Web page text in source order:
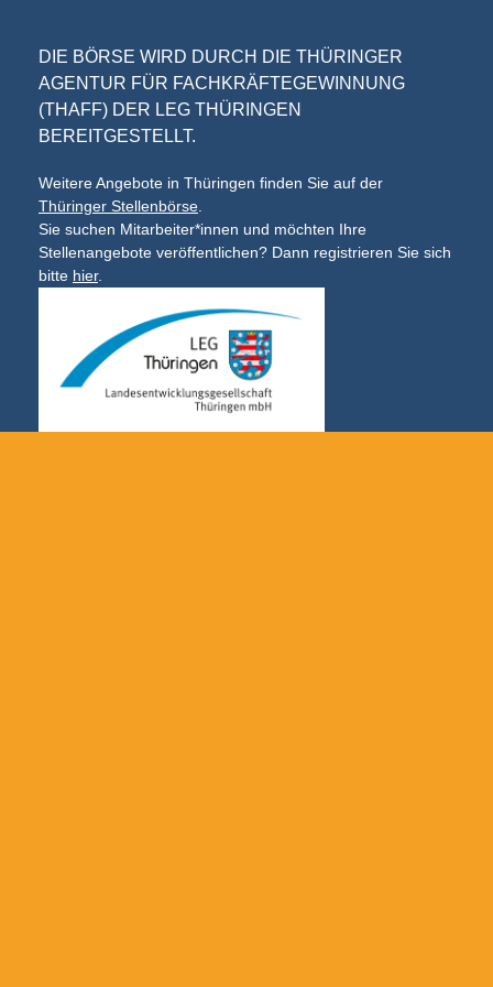
DIE BÖRSE WIRD DURCH DIE THÜRINGER
AGENTUR FÜR FACHKRÄFTEGEWINNUNG
(THAFF) DER LEG THÜRINGEN
BEREITGESTELLT.
Weitere Angebote in Thüringen finden Sie auf der
Thüringer Stellenbörse
Sie suchen Mitarbeiter*innen und möchten Ihre
Stellenangebote veröffentlichen? Dann registrieren Sie sich
bitte hier.